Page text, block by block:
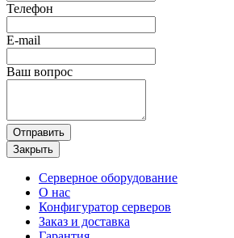
Телефон
E-mail
Ваш вопрос
Отправить
Закрыть
Серверное оборудование
О нас
Конфигуратор серверов
Заказ и доставка